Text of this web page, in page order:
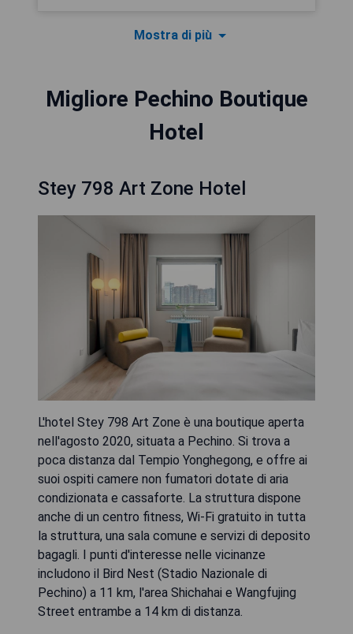
Mostra di più
Migliore Pechino Boutique
Hotel
Stey 798 Art Zone Hotel
L'hotel Stey 798 Art Zone è una boutique aperta
nell'agosto 2020, situata a Pechino. Si trova a
poca distanza dal Tempio Yonghegong, e offre ai
suoi ospiti camere non fumatori dotate di aria
condizionata e cassaforte. La struttura dispone
anche di un centro fitness, Wi-Fi gratuito in tutta
la struttura, una sala comune e servizi di deposito
bagagli. I punti d'interesse nelle vicinanze
includono il Bird Nest (Stadio Nazionale di
Pechino) a 11 km, l'area Shichahai e Wangfujing
Street entrambe a 14 km di distanza.